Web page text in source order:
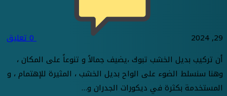
29, 2024
0تعليق
أن تركيب بديل الخشب تبوك ،يضيف جمالاً و تنوعاً على المكان ،
وهنا سنسلط الضوء على الواح بديل الخشب ، المثيرة للإهتمام ، و
المستخدمة بكثرة في ديكورات الجدران و…